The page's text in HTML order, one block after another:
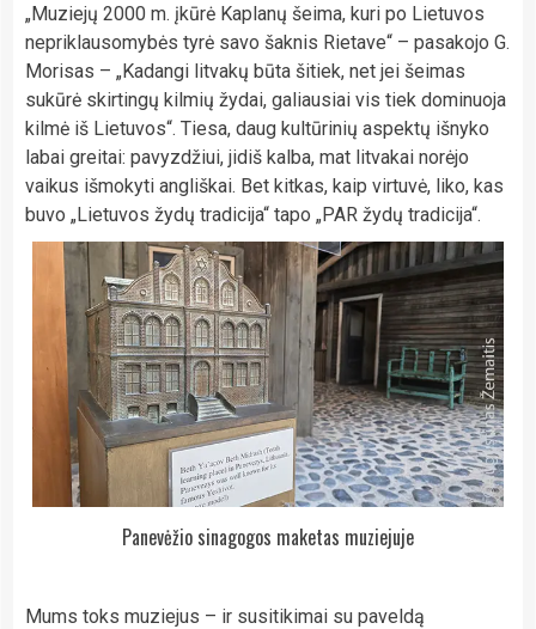
„Muziejų 2000 m. įkūrė Kaplanų šeima, kuri po Lietuvos
nepriklausomybės tyrė savo šaknis Rietave“ – pasakojo G.
Morisas – „Kadangi litvakų būta šitiek, net jei šeimas
sukūrė skirtingų kilmių žydai, galiausiai vis tiek dominuoja
kilmė iš Lietuvos“. Tiesa, daug kultūrinių aspektų išnyko
labai greitai: pavyzdžiui, jidiš kalba, mat litvakai norėjo
vaikus išmokyti angliškai. Bet kitkas, kaip virtuvė, liko, kas
buvo „Lietuvos žydų tradicija“ tapo „PAR žydų tradicija“.
Panevėžio sinagogos maketas muziejuje
Mums toks muziejus – ir susitikimai su paveldą